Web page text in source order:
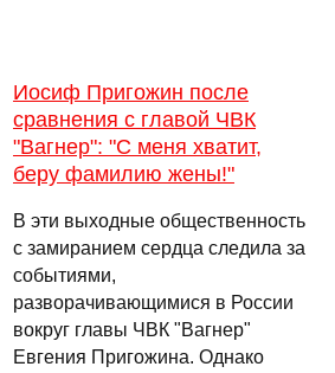
Иосиф Пригожин после
сравнения с главой ЧВК
"Вагнер": "С меня хватит,
беру фамилию жены!"
В эти выходные общественность
с замиранием сердца следила за
событиями,
разворачивающимися в России
вокруг главы ЧВК "Вагнер"
Евгения Пригожина. Однако